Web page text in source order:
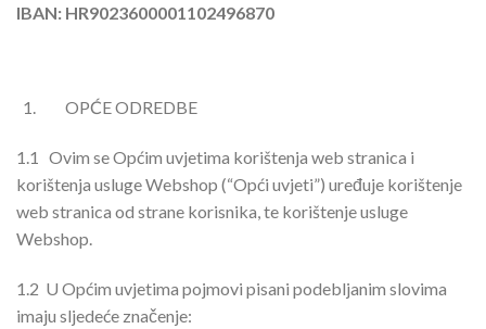
IBAN: HR9023600001102496870
OPĆE ODREDBE
1.1 Ovim se Općim uvjetima korištenja web stranica i
korištenja usluge Webshop (“Opći uvjeti”) uređuje korištenje
web stranica od strane korisnika, te korištenje usluge
Webshop.
1.2 U Općim uvjetima pojmovi pisani podebljanim slovima
imaju sljedeće značenje: